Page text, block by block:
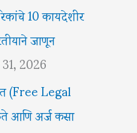
10 कायदेशीर
जाणून
2026
(Free Legal
आणि अर्ज कसा